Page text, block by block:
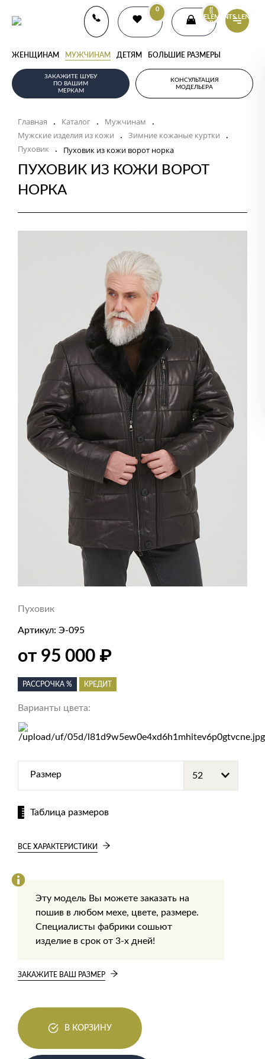
0
{{
ELEMENTS.LENGTH
}}
ЖЕНЩИНАМ МУЖЧИНАМ ДЕТЯМ БОЛЬШИЕ РАЗМЕРЫ
ЗАКАЖИТЕ ШУБУ
ПО ВАШИМ
МЕРКАМ
КОНСУЛЬТАЦИЯ
МОДЕЛЬЕРА
Главная . Каталог . Мужчинам .
Мужские изделия из кожи . Зимние кожаные куртки .
Пуховик . Пуховик из кожи ворот норка
ПУХОВИК ИЗ КОЖИ ВОРОТ
НОРКА
Пуховик
Артикул: Э-095
от 95 000 ₽
РАССРОЧКА % КРЕДИТ
Варианты цвета:
Размер
Таблица размеров
ВСЕ ХАРАКТЕРИСТИКИ
Эту модель Вы можете заказать на
пошив в любом мехе, цвете, размере.
Специалисты фабрики сошьют
изделие в срок от 3-х дней!
ЗАКАЖИТЕ ВАШ РАЗМЕР
В КОРЗИНУ